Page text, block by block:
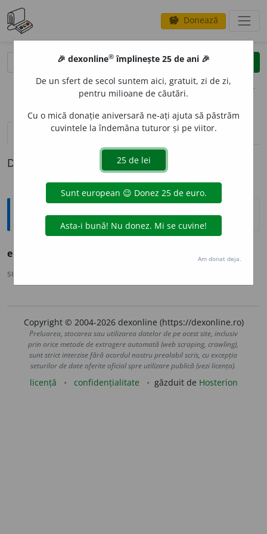
savings Donează
clear
opțiuni
definiții (1)
Definiția cu ID-ul 243868:
Ortografice DOOM
erpetol
sursa:
Copyright © 2004-2026 dexonline (https://dexonline.ro)
Preluarea, stocarea sau utilizarea datelor de pe acest site, inclusiv
prin orice metode de extragere automată (web scraping, crawling),
sunt strict interzise fără acordul nostru prealabil scris, cu excepția
seturilor de date oferite oficial spre utilizare publică (vezi licența).
licență confidențialitate găzduit de Hosterion
🎉 dexonline® împlinește 25 de ani 🎉
De un sfert de secol suntem aici, gratuit, zi de zi,
pentru milioane de căutări.
Cu o mică donație aniversară ne-ați ajuta să păstrăm
cuvintele la îndemâna tuturor și pe viitor.
Am donat deja.